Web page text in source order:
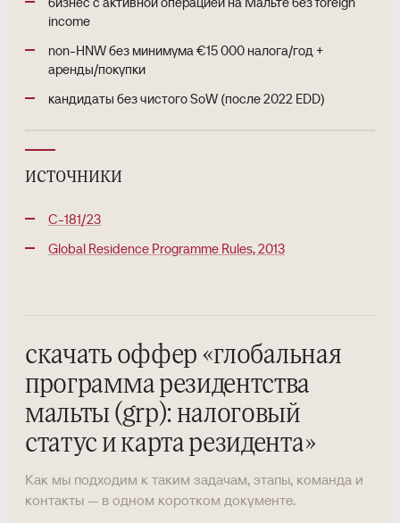
income
non-HNW без минимума €15 000 налога/год +
аренды/покупки
кандидаты без чистого SoW (после 2022 EDD)
источники
C-181/23
Global Residence Programme Rules, 2013
скачать оффер «глобальная
программа резидентства
мальты (grp): налоговый
статус и карта резидента»
Как мы подходим к таким задачам, этапы, команда и
контакты — в одном коротком документе.